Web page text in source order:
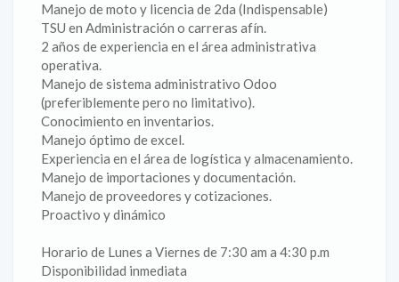
Manejo de moto y licencia de 2da (Indispensable)
TSU en Administración o carreras afín.
2 años de experiencia en el área administrativa
operativa.
Manejo de sistema administrativo Odoo
(preferiblemente pero no limitativo).
Conocimiento en inventarios.
Manejo óptimo de excel.
Experiencia en el área de logística y almacenamiento.
Manejo de importaciones y documentación.
Manejo de proveedores y cotizaciones.
Proactivo y dinámico
Horario de Lunes a Viernes de 7:30 am a 4:30 p.m
Disponibilidad inmediata